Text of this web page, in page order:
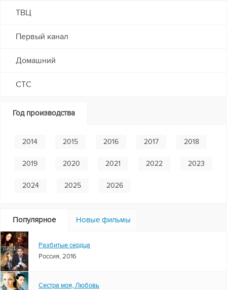
ТВЦ
Первый канал
Домашний
СТС
Год производства
2014 2015 2016 2017 2018
2019 2020 2021 2022 2023
2024 2025 2026
Популярное Новые фильмы
Разбитые сердца
Россия, 2016
Сестра моя, Любовь